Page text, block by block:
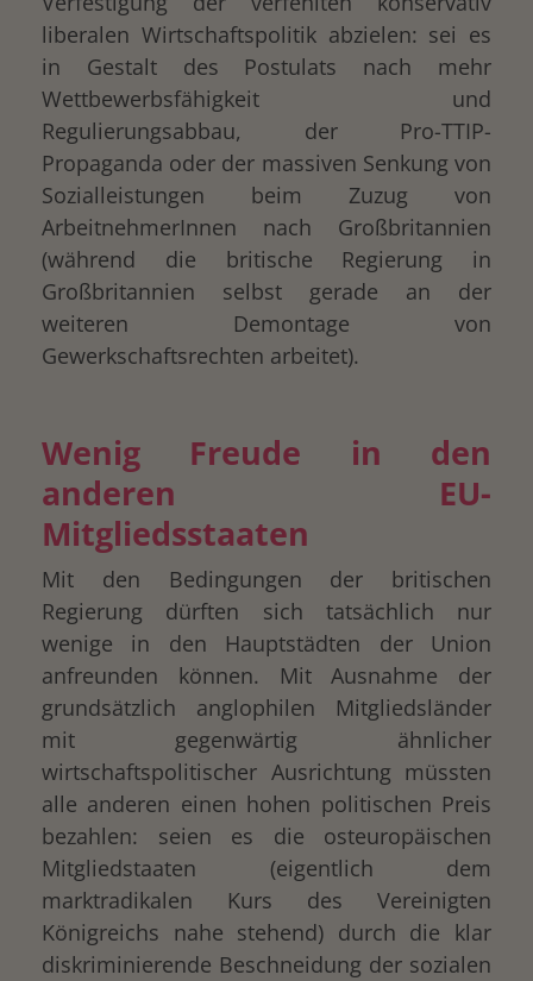
liberalen Wirtschaftspolitik abzielen: sei es
in Gestalt des Postulats nach mehr
Wettbewerbsfähigkeit und
Regulierungsabbau, der Pro-TTIP-
Propaganda oder der massiven Senkung von
Sozialleistungen beim Zuzug von
ArbeitnehmerInnen nach Großbritannien
(während die britische Regierung in
Großbritannien selbst gerade an der
weiteren Demontage von
Gewerkschaftsrechten arbeitet).
Wenig Freude in den
anderen EU-
Mitgliedsstaaten
Mit den Bedingungen der britischen
Regierung dürften sich tatsächlich nur
wenige in den Hauptstädten der Union
anfreunden können. Mit Ausnahme der
grundsätzlich anglophilen Mitgliedsländer
mit gegenwärtig ähnlicher
wirtschaftspolitischer Ausrichtung müssten
alle anderen einen hohen politischen Preis
bezahlen: seien es die osteuropäischen
Mitgliedstaaten (eigentlich dem
marktradikalen Kurs des Vereinigten
Königreichs nahe stehend) durch die klar
diskriminierende Beschneidung der sozialen